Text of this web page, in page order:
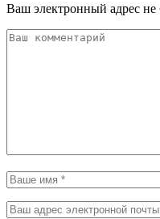
Ваш электронный адрес не